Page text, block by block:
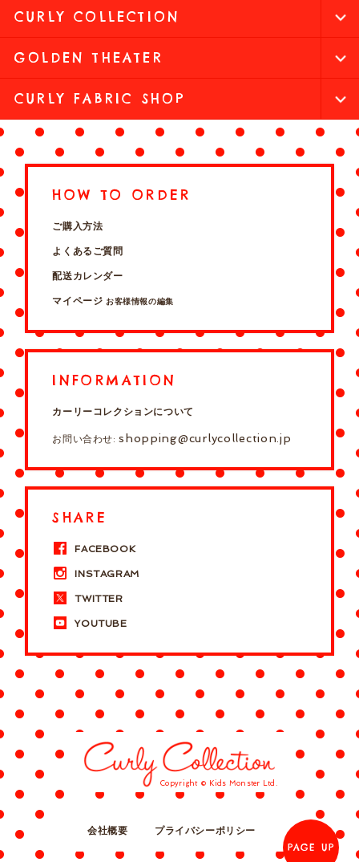
CURLY COLLECTION
GOLDEN THEATER
CURLY FABRIC SHOP
HOW TO ORDER
ご購入方法
よくあるご質問
配送カレンダー
マイページ お客様情報の編集
INFORMATION
カーリーコレクションについて
お問い合わせ:shopping@curlycollection.jp
SHARE
FACEBOOK
INSTAGRAM
TWITTER
YOUTUBE
Copyright © Kids Monster Ltd.
会社概要
プライバシーポリシー
PAGE UP